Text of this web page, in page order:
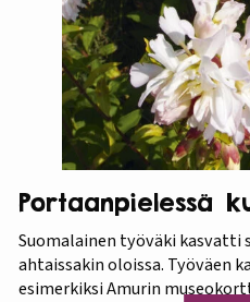
Portaanpielessä
Suomalainen työväki kasvatti
ahtaissakin oloissa. Työväen
esimerkiksi Amurin